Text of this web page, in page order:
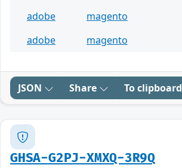
adobe
magento
adobe
magento
JSON Share To clipboard
GHSA-G2PJ-XMXQ-3R9Q